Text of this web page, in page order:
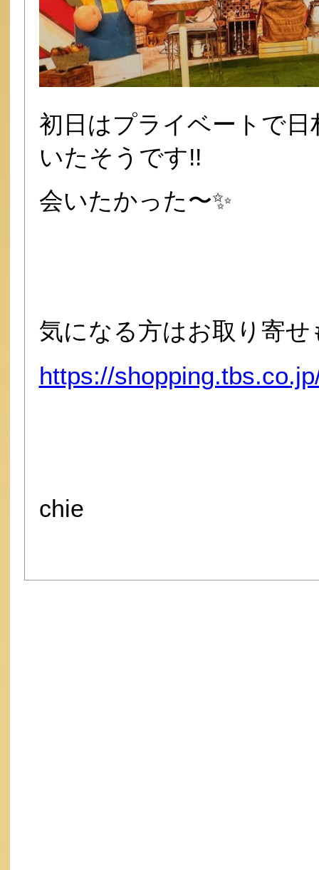
初日はプライベートで
いたそうです!!
会いたかった〜✨
気になる方はお取り寄せ
https://
chie